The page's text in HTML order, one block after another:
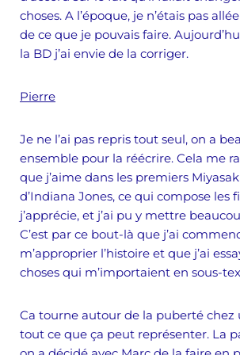
choses. A l’époque, je n’étais pas
de ce que je pouvais faire.
la BD j’ai envie de la corriger.
Pierre
Je ne l’ai pas repris tout seul, on a
ensemble pour la réécrire. Cela me
que j’aime dans les premiers
d’Indiana Jones, ce qui compose les
j’apprécie, et j’ai pu y mettre
C’est par ce bout-là que j’ai
m’approprier l’histoire et que j’ai
choses qui m’importaient en sous-
Ca tourne autour de la puberté chez
tout ce que ça peut représenter. La